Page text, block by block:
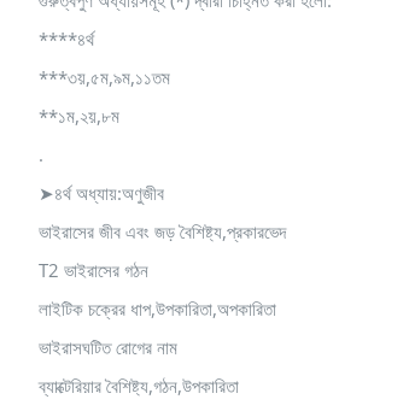
****৪র্থ
***৩য়,৫ম,৯ম,১১তম
**১ম,২য়,৮ম
.
➤৪র্থ অধ্যায়:অণুজীব
ভাইরাসের জীব এবং জড় বৈশিষ্ট্য,প্রকারভেদ
T2 ভাইরাসের গঠন
লাইটিক চক্রের ধাপ,উপকারিতা,অপকারিতা
ভাইরাসঘটিত রোগের নাম
ব্যাক্টেরিয়ার বৈশিষ্ট্য,গঠন,উপকারিতা